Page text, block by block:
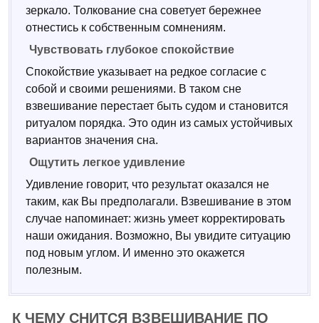
зеркало. Толкование сна советует бережнее
отнестись к собственным сомнениям.
Чувствовать глубокое спокойствие
Спокойствие указывает на редкое согласие с
собой и своими решениями. В таком сне
взвешивание перестает быть судом и становится
ритуалом порядка. Это один из самых устойчивых
вариантов значения сна.
Ощутить легкое удивление
Удивление говорит, что результат оказался не
таким, как Вы предполагали. Взвешивание в этом
случае напоминает: жизнь умеет корректировать
наши ожидания. Возможно, Вы увидите ситуацию
под новым углом. И именно это окажется
полезным.
К ЧЕМУ СНИТСЯ ВЗВЕШИВАНИЕ ПО